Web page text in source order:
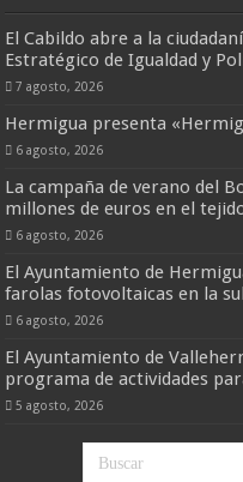
El Cabildo abre a la
Estratégico de Igualdad y
7 agosto, 2026
Hermigua presenta
6 agosto, 2026
La campaña de verano del
millones de euros en el
6 agosto, 2026
El Ayuntamiento de
farolas fotovoltaicas en la
6 agosto, 2026
El Ayuntamiento de
programa de actividades
5 agosto, 2026